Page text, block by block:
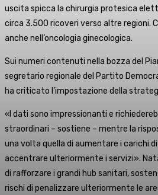
uscita spicca la chirurgia protesica
circa 3.500 ricoveri verso altre regioni.
anche nell’oncologia ginecologica.
Sui numeri contenuti nella bozza del
segretario regionale del Partito
ha criticato l’impostazione della
«I dati sono impressionanti e
straordinari – sostiene – mentre la
una volta quella di aumentare i carichi
accentrare ulteriormente i servizi».
di rafforzare i grandi hub sanitari,
rischi di penalizzare ulteriormente le